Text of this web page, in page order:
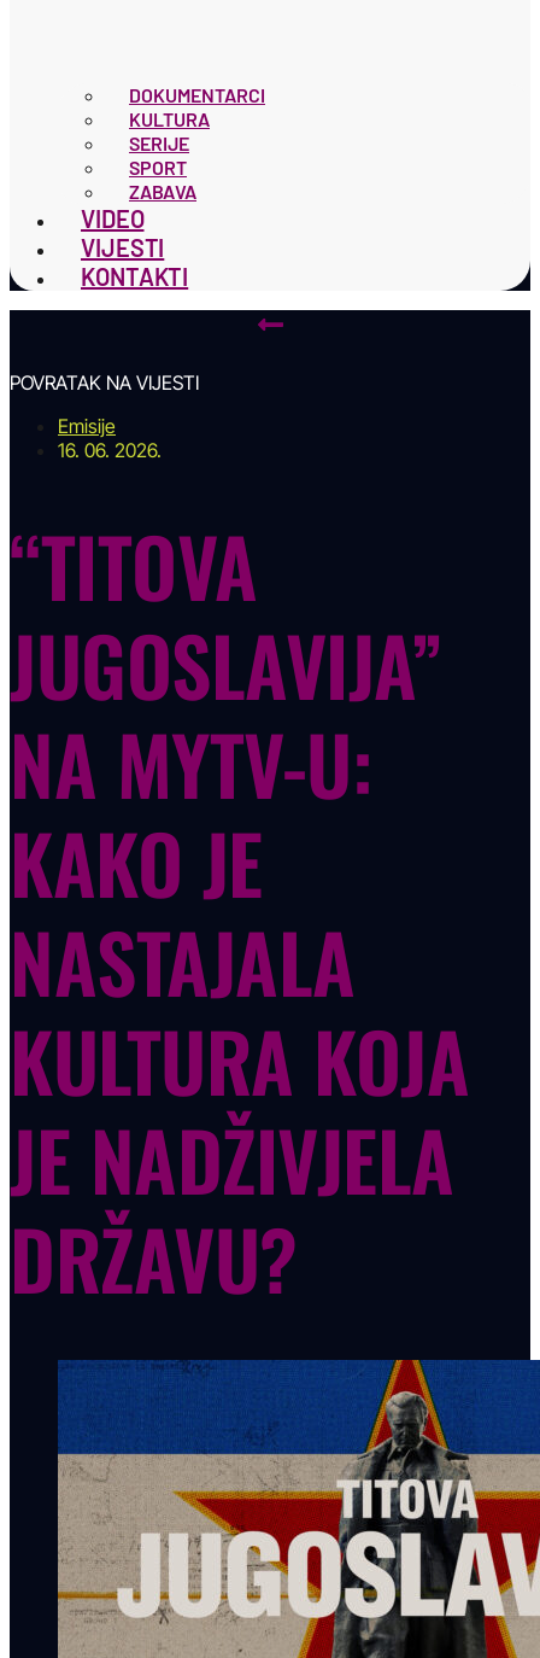
DOKUMENTARCI
KULTURA
SERIJE
SPORT
ZABAVA
VIDEO
VIJESTI
KONTAKTI
POVRATAK NA VIJESTI
Emisije
16. 06. 2026.
“TITOVA
JUGOSLAVIJA”
NA MYTV-U:
KAKO JE
NASTAJALA
KULTURA KOJA
JE NADŽIVJELA
DRŽAVU?